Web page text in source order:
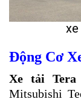
Động Cơ
Xe tải Tera
Mitsubishi